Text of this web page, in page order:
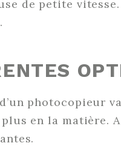
de petite
photocopieur
en la matière.